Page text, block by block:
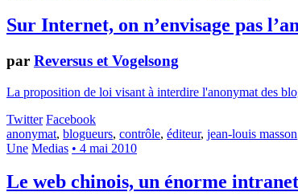
Sur Internet, on n’envisage pas
par Reversus et Vogelsong
La proposition de loi visant à interdire l'anonymat des
Twitter Facebook
anonymat, blogueurs, contrôle, éditeur, jean-louis masson
Une Medias • 4 mai 2010
Le web chinois, un énorme